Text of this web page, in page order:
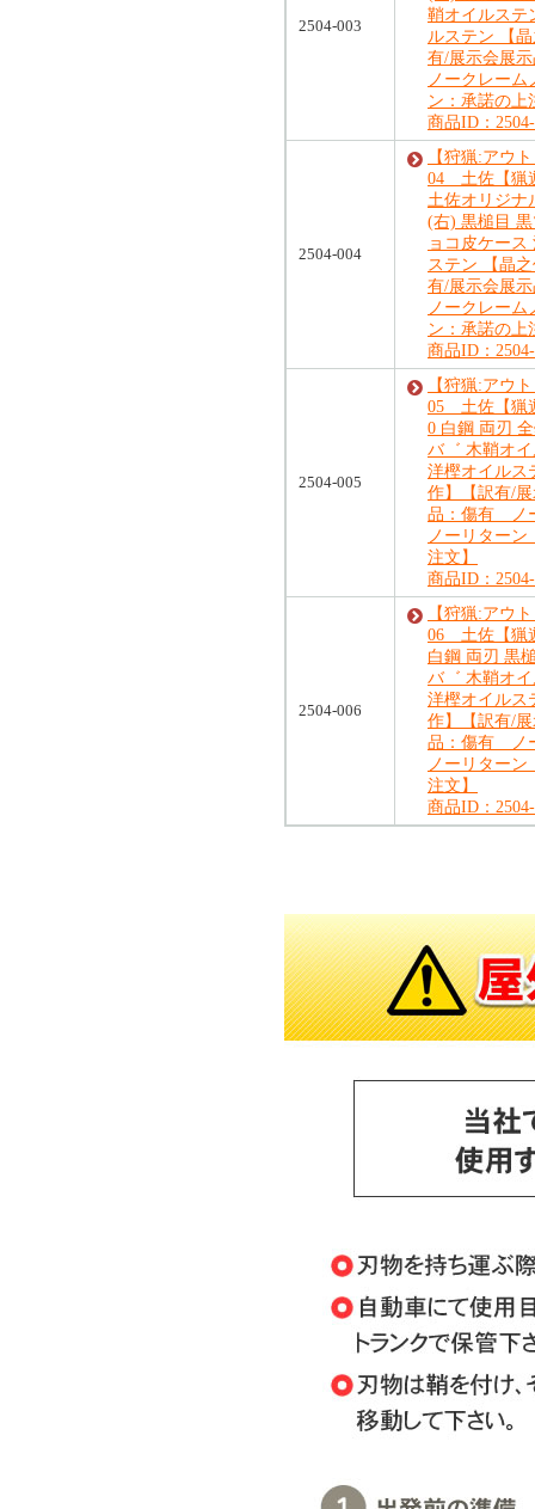
2504-003
鞘オイルステ
ルステン 【
有/展示会展
ノークレーム
ン：承諾の上
商品ID：
2504-004
【狩猟:アウ
04 土佐【猟
土佐オリジナ
(右) 黒槌目
ョコ皮ケース
ステン 【晶
有/展示会展
ノークレーム
ン：承諾の上
商品ID：
2504-005
【狩猟:アウ
05 土佐【猟
0 白鋼 両刃
バ゛ 木鞘オ
洋樫オイルス
作】【訳有/
品：傷有 ノ
ノーリターン
注文】
商品ID：
2504-006
【狩猟:アウ
06 土佐【猟
白鋼 両刃 黒
バ゛ 木鞘オ
洋樫オイルス
作】【訳有/
品：傷有 ノ
ノーリターン
注文】
商品ID：